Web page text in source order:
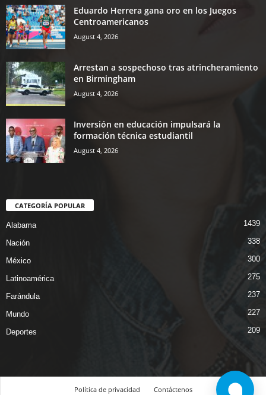
Eduardo Herrera gana oro en los Juegos
Centroamericanos
August 4, 2026
Arrestan a sospechoso tras atrincheramiento
en Birmingham
August 4, 2026
Inversión en educación impulsará la
formación técnica estudiantil
August 4, 2026
CATEGORÍA POPULAR
Alabama 1439
Nación 338
México 300
Latinoamérica 275
Farándula 237
Mundo 227
Deportes 209
Política de privacidad Contáctenos